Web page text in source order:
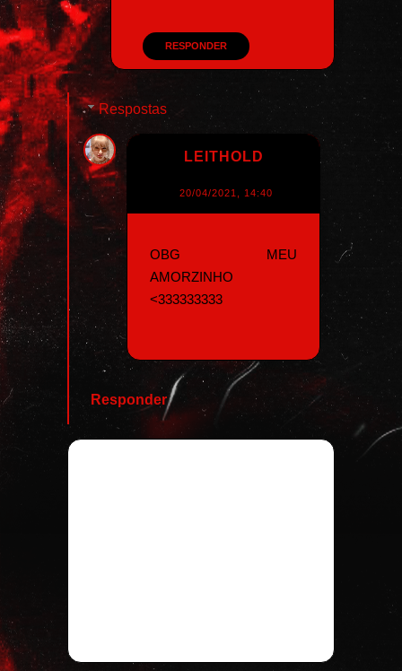
RESPONDER
Respostas
LEITHOLD
20/04/2021, 14:40
OBG MEU
AMORZINHO
<333333333
Responder